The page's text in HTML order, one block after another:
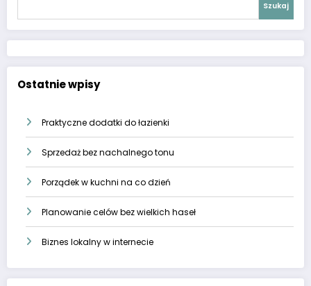
Szukaj
Ostatnie wpisy
Praktyczne dodatki do łazienki
Sprzedaż bez nachalnego tonu
Porządek w kuchni na co dzień
Planowanie celów bez wielkich haseł
Biznes lokalny w internecie